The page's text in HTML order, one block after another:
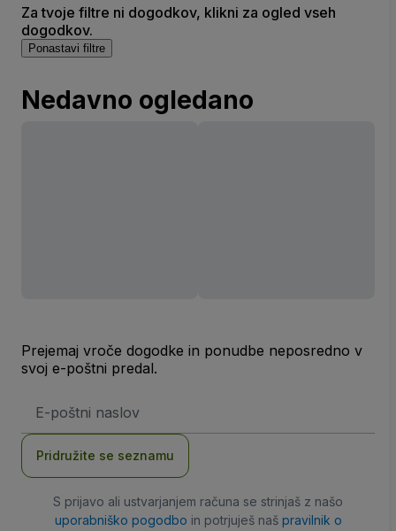
Za tvoje filtre ni dogodkov, klikni za ogled vseh
dogodkov.
Ponastavi filtre
Nedavno ogledano
Prejemaj vroče dogodke in ponudbe neposredno v
svoj e-poštni predal.
naslov
Pridružite se seznamu
S prijavo ali ustvarjanjem računa se strinjaš z našo
uporabniško pogodbo in potrjuješ naš pravilnik o